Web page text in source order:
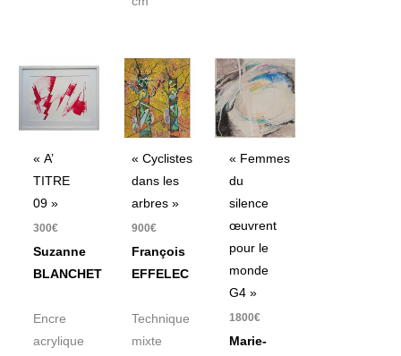
« A’
TITRE
09 »
300€
Suzanne
BLANCHET
Encre
acrylique
« Cyclistes
dans les
arbres »
900€
François
EFFELEC
Technique
mixte
« Femmes
du
silence
œuvrent
pour le
monde
G4 »
1800€
Marie-